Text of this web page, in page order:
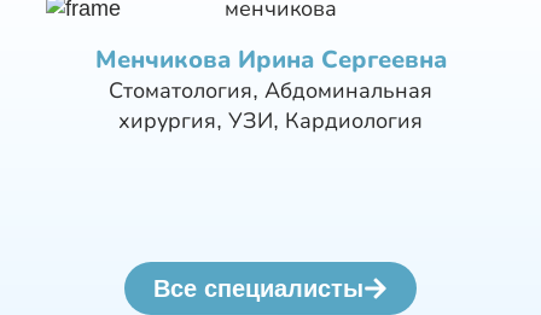
Менчикова Ирина Сергеевна
Стоматология, Абдоминальная
хирургия, УЗИ, Кардиология
Все специалисты